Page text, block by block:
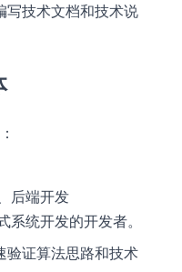
写技术文档和技术说
后端开发
系统开发的开发者。
验证算法思路和技术